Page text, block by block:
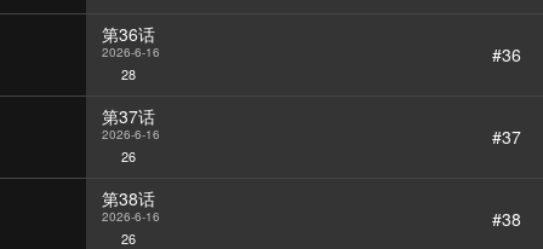
第36话
2026-6-16
28
#36
第37话
2026-6-16
26
#37
第38话
2026-6-16
26
#38